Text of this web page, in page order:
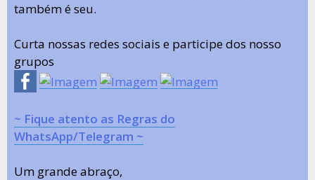
também é seu.
Curta nossas redes sociais e participe dos nosso
grupos
~ Fique atento as Regras do
WhatsApp/Telegram ~
Um grande abraço,